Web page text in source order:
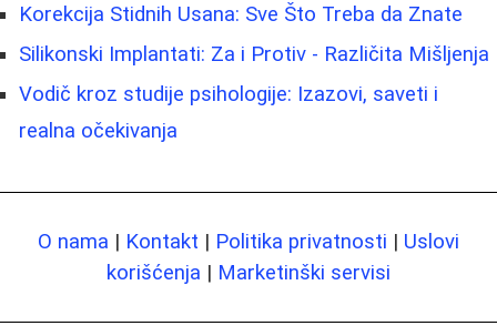
Korekcija Stidnih Usana: Sve Što Treba da Znate
Silikonski Implantati: Za i Protiv - Različita Mišljenja
Vodič kroz studije psihologije: Izazovi, saveti i
realna očekivanja
O nama | Kontakt | Politika privatnosti | Uslovi
korišćenja | Marketinški servisi